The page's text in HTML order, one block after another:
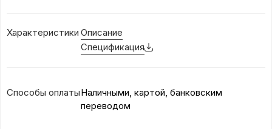
Характеристики Описание
Спецификация
Способы оплатыНаличными, картой, банковским
переводом